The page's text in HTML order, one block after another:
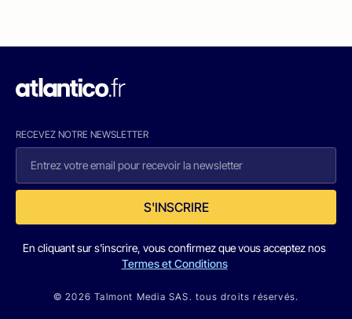
RECEVEZ NOTRE NEWSLETTER
S'INSCRIRE
En cliquant sur s'inscrire, vous confirmez que vous acceptez nos
Termes et Conditions
© 2026 Talmont Media SAS. tous droits réservés.